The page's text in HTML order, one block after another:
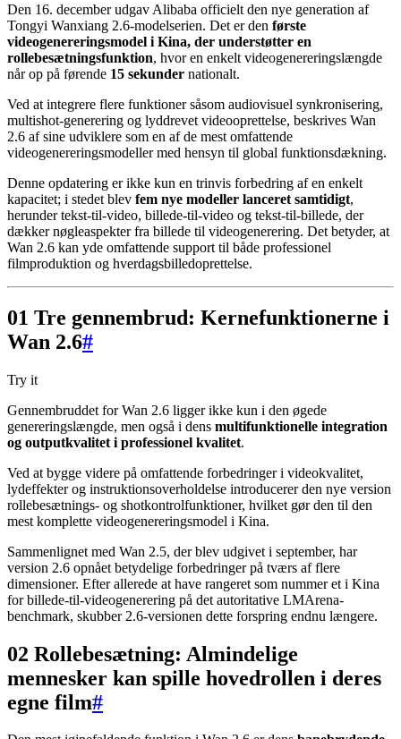
Den 16. december udgav Alibaba officielt den nye generation af
Tongyi Wanxiang 2.6-modelserien. Det er den første
videogenereringsmodel i Kina, der understøtter en
rollebesætningsfunktion, hvor en enkelt videogenereringslængde
når op på førende 15 sekunder nationalt.
Ved at integrere flere funktioner såsom audiovisuel synkronisering,
multishot-generering og lyddrevet videooprettelse, beskrives Wan
2.6 af sine udviklere som en af de mest omfattende
videogenereringsmodeller med hensyn til global funktionsdækning.
Denne opdatering er ikke kun en trinvis forbedring af en enkelt
kapacitet; i stedet blev fem nye modeller lanceret samtidigt,
herunder tekst-til-video, billede-til-video og tekst-til-billede, der
dækker nøgleaspekter fra billede til videogenerering. Det betyder, at
Wan 2.6 kan yde omfattende support til både professionel
filmproduktion og hverdagsbilledoprettelse.
01 Tre gennembrud: Kernefunktionerne i
Wan 2.6#
Try it
Gennembruddet for Wan 2.6 ligger ikke kun i den øgede
genereringslængde, men også i dens multifunktionelle integration
og outputkvalitet i professionel kvalitet.
Ved at bygge videre på omfattende forbedringer i videokvalitet,
lydeffekter og instruktionsoverholdelse introducerer den nye version
rollebesætnings- og shotkontrolfunktioner, hvilket gør den til den
mest komplette videogenereringsmodel i Kina.
Sammenlignet med Wan 2.5, der blev udgivet i september, har
version 2.6 opnået betydelige forbedringer på tværs af flere
dimensioner. Efter allerede at have rangeret som nummer et i Kina
for billede-til-videogenerering på det autoritative LMArena-
benchmark, skubber 2.6-versionen dette forspring endnu længere.
02 Rollebesætning: Almindelige
mennesker kan spille hovedrollen i deres
egne film#